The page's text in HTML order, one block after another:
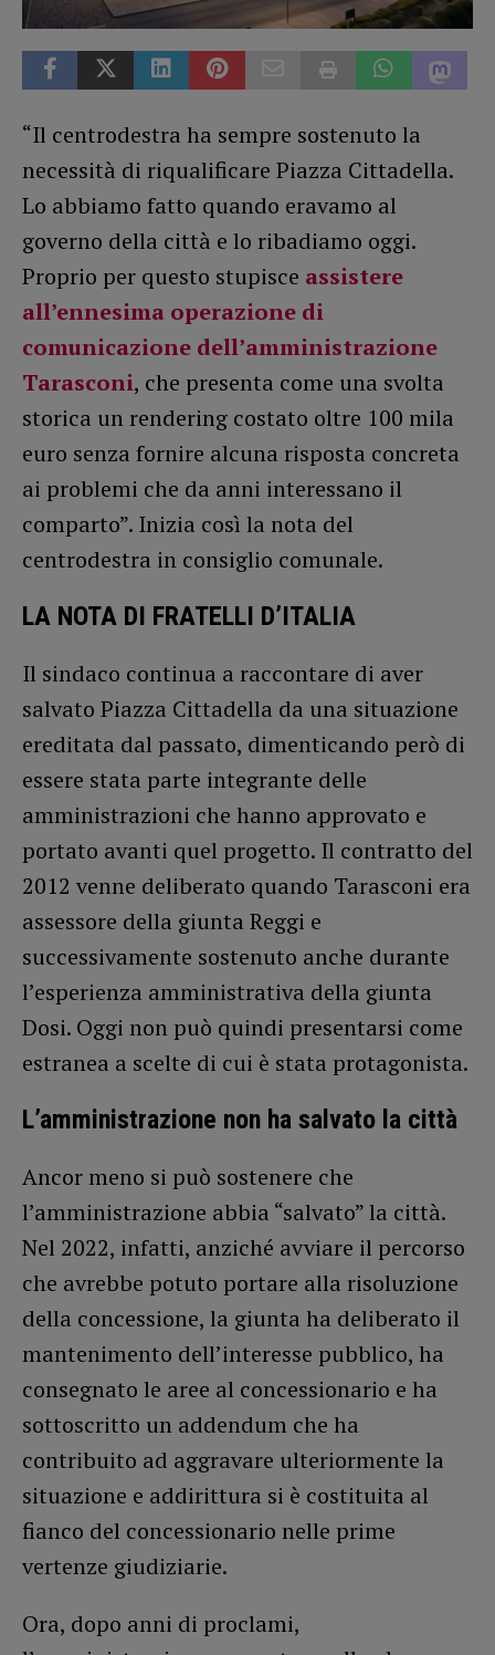
“Il centrodestra ha sempre sostenuto la
necessità di riqualificare Piazza Cittadella.
Lo abbiamo fatto quando eravamo al
governo della città e lo ribadiamo oggi.
Proprio per questo stupisce assistere
all’ennesima operazione di
comunicazione dell’amministrazione
Tarasconi, che presenta come una svolta
storica un rendering costato oltre 100 mila
euro senza fornire alcuna risposta concreta
ai problemi che da anni interessano il
comparto”. Inizia così la nota del
centrodestra in consiglio comunale.
LA NOTA DI FRATELLI D’ITALIA
Il sindaco continua a raccontare di aver
salvato Piazza Cittadella da una situazione
ereditata dal passato, dimenticando però di
essere stata parte integrante delle
amministrazioni che hanno approvato e
portato avanti quel progetto. Il contratto del
2012 venne deliberato quando Tarasconi era
assessore della giunta Reggi e
successivamente sostenuto anche durante
l’esperienza amministrativa della giunta
Dosi. Oggi non può quindi presentarsi come
estranea a scelte di cui è stata protagonista.
L’amministrazione non ha salvato la città
Ancor meno si può sostenere che
l’amministrazione abbia “salvato” la città.
Nel 2022, infatti, anziché avviare il percorso
che avrebbe potuto portare alla risoluzione
della concessione, la giunta ha deliberato il
mantenimento dell’interesse pubblico, ha
consegnato le aree al concessionario e ha
sottoscritto un addendum che ha
contribuito ad aggravare ulteriormente la
situazione e addirittura si è costituita al
fianco del concessionario nelle prime
vertenze giudiziarie.
Ora, dopo anni di proclami,